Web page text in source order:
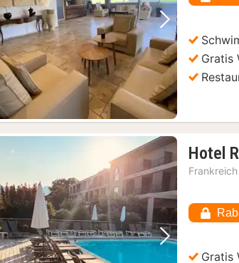
Vorheriges Bild Nächstes
Gratis
Vorheriges Bild Nächstes
Hotel
Frankreich
Gratis